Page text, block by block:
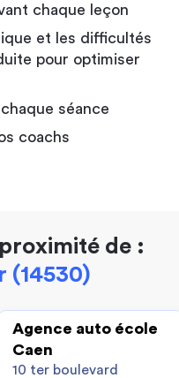
chaque leçon
et les difficultés
pour optimiser
séance
coachs
de :
(14530)
Agence auto école
Caen
10 ter boulevard